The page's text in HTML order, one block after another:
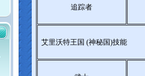
追踪者
艾里沃特王国 (神秘国)技能